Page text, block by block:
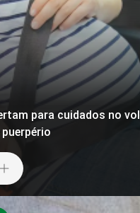
para cuidados no